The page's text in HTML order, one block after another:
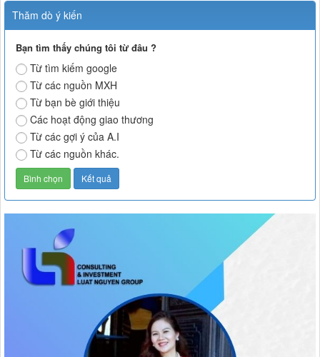
Thăm dò ý kiến
Bạn tìm thấy chúng tôi từ đâu ?
Từ tìm kiếm google
Từ các nguồn MXH
Từ bạn bè giới thiệu
Các hoạt động giao thương
Từ các gợi ý của A.I
Từ các nguồn khác.